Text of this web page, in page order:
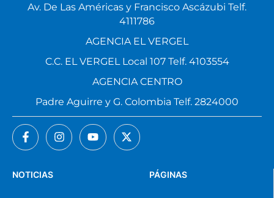
PÁGINAS
NOTICIAS
Av. De Las Américas y Francisco Ascázubi Telf.
4111786
AGENCIA EL VERGEL
C.C. EL VERGEL Local 107 Telf. 4103554
AGENCIA CENTRO
Padre Aguirre y G. Colombia Telf. 2824000